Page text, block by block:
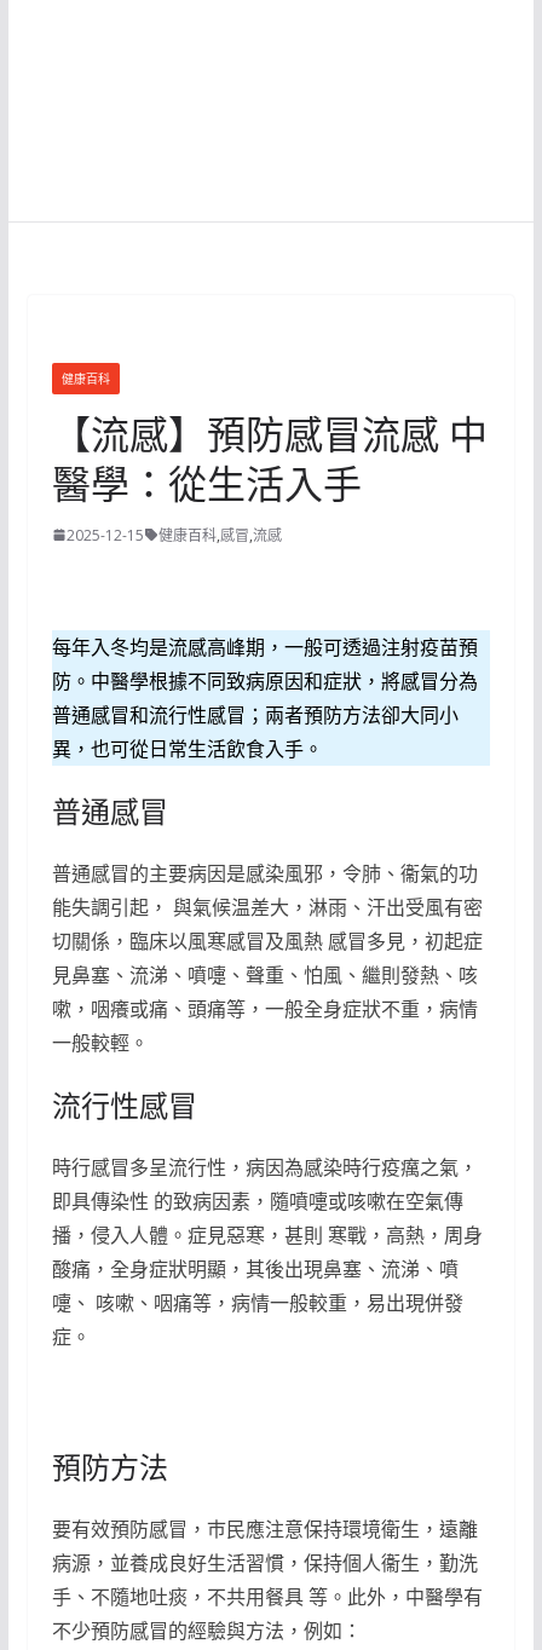
健康百科
【流感】預防感冒流感 中
醫學：從生活入手
2025-12-15 健康百科,感冒,流感
每年入冬均是流感高峰期，一般可透過注射疫苗預
防。中醫學根據不同致病原因和症狀，將感冒分為
普通感冒和流行性感冒；兩者預防方法卻大同小
異，也可從日常生活飲食入手。
普通感冒
普通感冒的主要病因是感染風邪，令肺、衞氣的功
能失調引起， 與氣候温差大，淋雨、汗出受風有密
切關係，臨床以風寒感冒及風熱 感冒多見，初起症
見鼻塞、流涕、噴嚏、聲重、怕風、繼則發熱、咳
嗽，咽癢或痛、頭痛等，一般全身症狀不重，病情
一般較輕。
流行性感冒
時行感冒多呈流行性，病因為感染時行疫癘之氣，
即具傳染性 的致病因素，隨噴嚏或咳嗽在空氣傳
播，侵入人體。症見惡寒，甚則 寒戰，高熱，周身
酸痛，全身症狀明顯，其後出現鼻塞、流涕、噴
嚏、 咳嗽、咽痛等，病情一般較重，易出現併發
症。
預防方法
要有效預防感冒，巿民應注意保持環境衛生，遠離
病源，並養成良好生活習慣，保持個人衞生，勤洗
手、不隨地吐痰，不共用餐具 等。此外，中醫學有
不少預防感冒的經驗與方法，例如：